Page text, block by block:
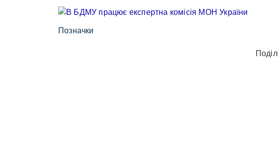
Позначки